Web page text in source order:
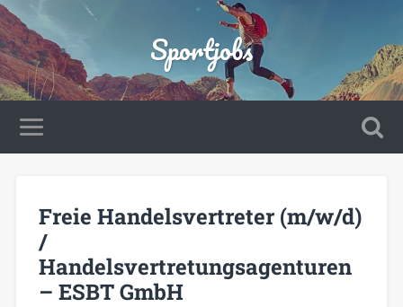
Sportjobs
Freie Handelsvertreter (m/w/d)
/
Handelsvertretungsagenturen
– ESBT GmbH